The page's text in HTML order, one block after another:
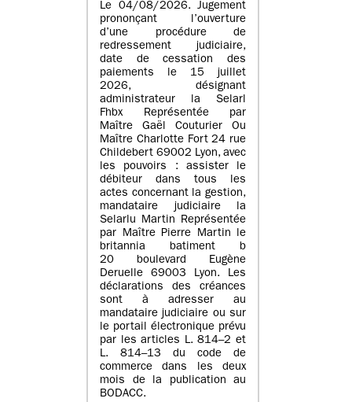
Le 04/08/2026. Jugement
prononçant l’ouverture
d’une procédure de
redressement judiciaire,
date de cessation des
paiements le 15 juillet
2026, désignant
administrateur la Selarl
Fhbx Représentée par
Maître Gaël Couturier Ou
Maître Charlotte Fort 24 rue
Childebert 69002 Lyon, avec
les pouvoirs : assister le
débiteur dans tous les
actes concernant la gestion,
mandataire judiciaire la
Selarlu Martin Représentée
par Maître Pierre Martin le
britannia batiment b
20 boulevard Eugène
Deruelle 69003 Lyon. Les
déclarations des créances
sont à adresser au
mandataire judiciaire ou sur
le portail électronique prévu
par les articles L. 814–2 et
L. 814–13 du code de
commerce dans les deux
mois de la publication au
BODACC.